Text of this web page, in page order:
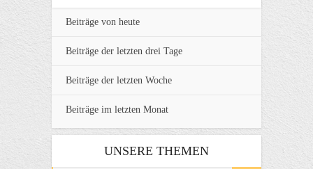
Beiträge von heute
Beiträge der letzten drei Tage
Beiträge der letzten Woche
Beiträge im letzten Monat
UNSERE THEMEN